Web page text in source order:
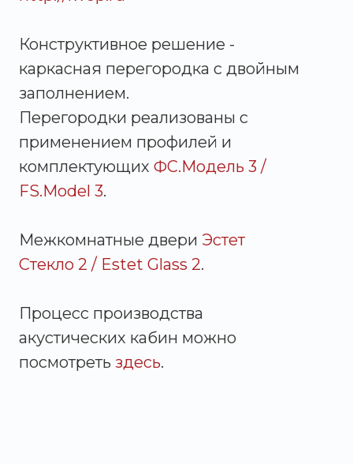
Конструктивное решение -
каркасная перегородка с двойным
заполнением.
Перегородки реализованы с
применением профилей и
комплектующих ФС.Модель 3 /
FS.Model 3.
Межкомнатные двери Эстет
Стекло 2 / Estet Glass 2.
Процесс производства
акустических кабин можно
посмотреть здесь.